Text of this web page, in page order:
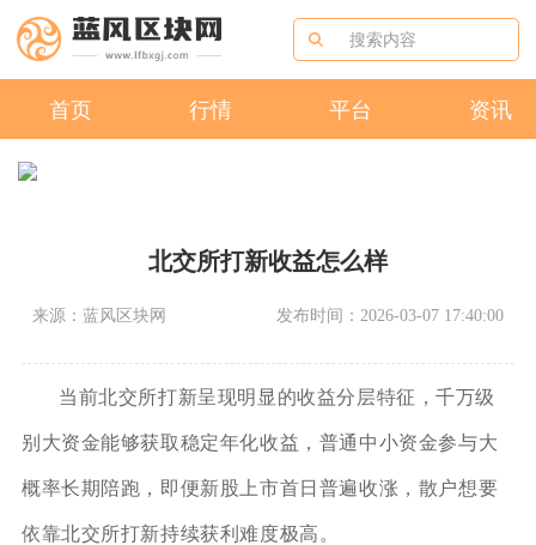
首页 行情 平台 资讯
北交所打新收益怎么样
来源：蓝风区块网 发布时间：2026-03-07 17:40:00
当前北交所打新呈现明显的收益分层特征，千万级
别大资金能够获取稳定年化收益，普通中小资金参与大
概率长期陪跑，即便新股上市首日普遍收涨，散户想要
依靠北交所打新持续获利难度极高。